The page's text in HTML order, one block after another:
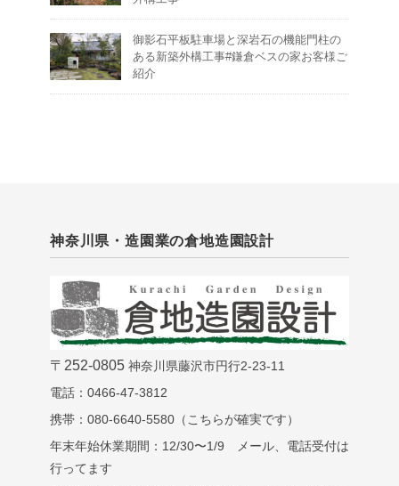
御影石平板駐車場と深岩石の機能門柱の
ある新築外構工事#鎌倉ベスの家お客様ご
紹介
神奈川県・造園業の倉地造園設計
〒252-0805 神奈川県藤沢市円行2-23-11
電話：0466-47-3812
携帯：080-6640-5580（こちらが確実です）
年末年始休業期間：12/30〜1/9 メール、電話受付は
行ってます